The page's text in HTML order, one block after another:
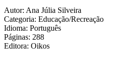
Autor: Ana Júlia Silveira
Categoria: Educação/Recreação
Idioma: Português
Páginas: 288
Editora: Oikos